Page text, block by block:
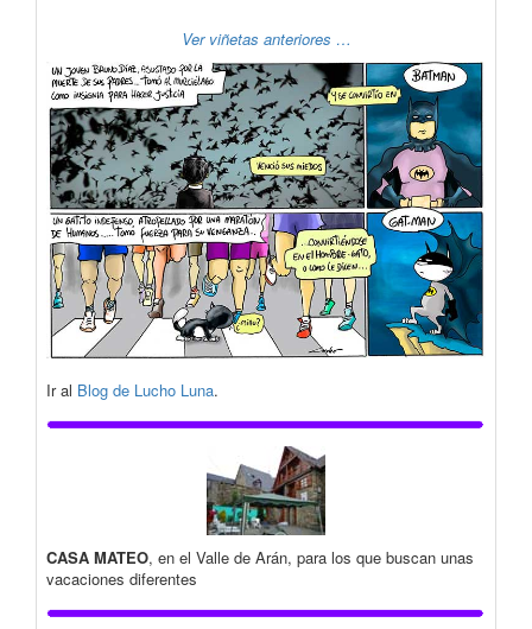
Ver viñetas anteriores …
Ir al Blog de Lucho Luna.
CASA MATEO, en el Valle de Arán, para los que buscan unas
vacaciones diferentes